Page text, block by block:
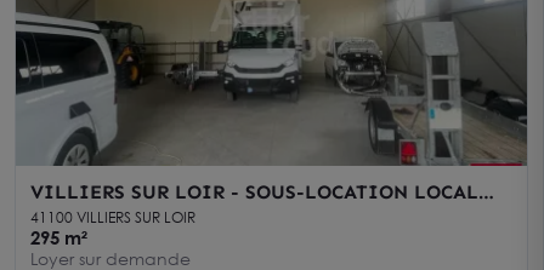
VILLIERS SUR LOIR - SOUS-LOCATION LOCAL
D'ACTIVITÉ DE 295 M²
41100 VILLIERS SUR LOIR
295 m²
Loyer sur demande